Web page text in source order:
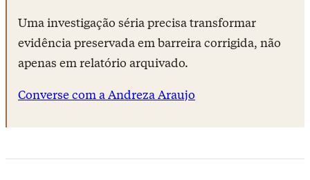
Uma investigação séria precisa transformar
evidência preservada em barreira corrigida, não
apenas em relatório arquivado.
Converse com a Andreza Araujo